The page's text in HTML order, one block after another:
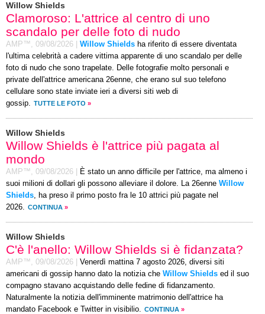
Willow Shields
Clamoroso: L'attrice al centro di uno
scandalo per delle foto di nudo
AMP™, 09/08/2026 Willow Shields ha riferito di essere diventata
l'ultima celebrità a cadere vittima apparente di uno scandalo per delle
foto di nudo che sono trapelate. Delle fotografie molto personali e
private dell'attrice americana 26enne, che erano sul suo telefono
cellulare sono state inviate ieri a diversi siti web di
gossip. TUTTE LE FOTO »
Willow Shields
Willow Shields è l'attrice più pagata al
mondo
AMP™, 09/08/2026
È stato un anno difficile per l'attrice, ma almeno i
suoi milioni di dollari gli possono alleviare il dolore. La 26enne Willow
Shields, ha preso il primo posto fra le 10 attrici più pagate nel
2026. CONTINUA »
Willow Shields
C'è l'anello: Willow Shields si è fidanzata?
AMP™, 09/08/2026
Venerdì mattina 7 agosto 2026, diversi siti
americani di gossip hanno dato la notizia che Willow Shields ed il suo
compagno stavano acquistando delle fedine di fidanzamento.
Naturalmente la notizia dell'imminente matrimonio dell'attrice ha
mandato Facebook e Twitter in visibilio. CONTINUA »